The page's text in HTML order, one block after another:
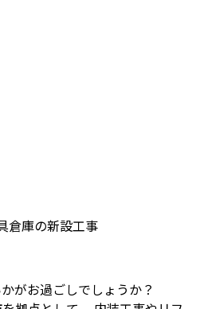
庫の新設工事
がお過ごしでしょうか？